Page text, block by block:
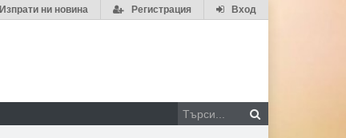
Вход
Регистрация
Изпрати ни новина